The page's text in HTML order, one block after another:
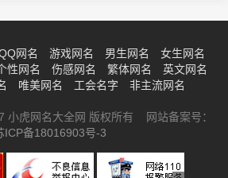
网名 游戏网名 男生网名
女生网名
性网名 伤感网名 繁体网名
英文网名
唯美网名 工会名字 非主流网名
小虎网名大全网 版权所有 网站备案号：
ICP备18016903号-3